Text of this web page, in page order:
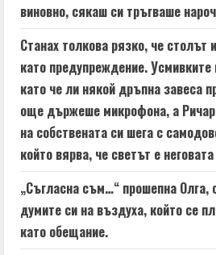
виновно, сякаш си тръгваше
Станах толкова рязко, че столът
като предупреждение. Усмивките
като че ли някой дръпна завеса
още държеше микрофона, а
на собствената си шега с
който вярва, че светът е
„Съгласна съм…“ прошепна Олга,
думите си на въздуха, който се
като обещание.